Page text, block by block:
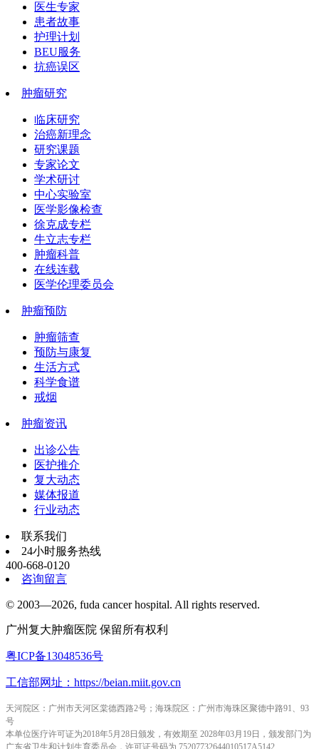
医生专家
患者故事
护理计划
BEU服务
抗癌误区
肿瘤研究
临床研究
治癌新理念
研究课题
专家论文
学术研讨
中心实验室
医学影像检查
徐克成专栏
牛立志专栏
肿瘤科普
在线连载
医学伦理委员会
肿瘤预防
肿瘤筛查
预防与康复
生活方式
科学食谱
戒烟
肿瘤资讯
出诊公告
医护推介
复大动态
媒体报道
行业动态
联系我们
24小时服务热线
400-668-0120
咨询留言
© 2003—2026, fuda cancer hospital. All rights reserved.
广州复大肿瘤医院 保留所有权利
粤ICP备13048536号
工信部网址：https://beian.miit.gov.cn
天河院区：广州市天河区棠德西路2号；海珠院区：广州市海珠区聚德中路91、93
号
本单位医疗许可证为2018年5月28日颁发，有效期至 2028年03月19日，颁发部门为
广东省卫生和计划生育委员会，许可证号码为 75207732644010517A5142